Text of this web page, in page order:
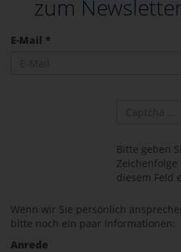
zum
E-Mail *
Bitte geben
diesem Feld
Wenn wir Sie persönlich
bitte noch ein paar Informationen:
Anrede